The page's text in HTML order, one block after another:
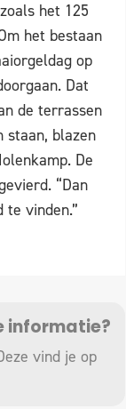
het 125
het bestaan
op
Dat
de terrassen
staan, blazen
De
“Dan
vinden.”
informatie?
vind je op